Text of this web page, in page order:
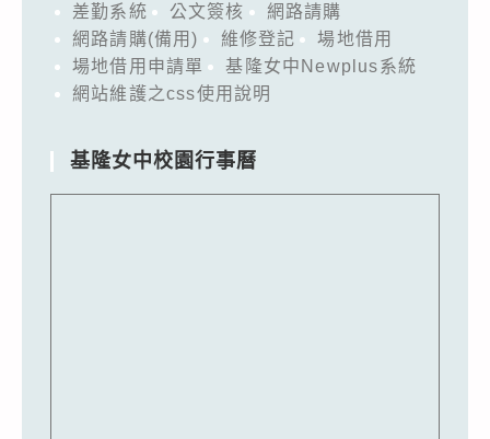
差勤系統 公文簽核
網路請購
網路請購(備用)
維修登記
場地借用
場地借用申請單
基隆女中Newplus系統
網站維護之css使用說明
基隆女中校園行事曆